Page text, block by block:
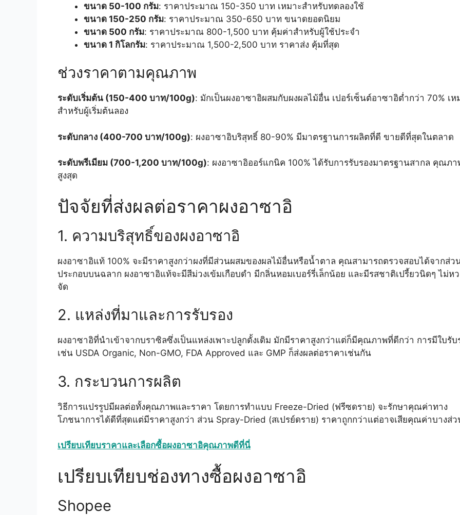
ขนาด 50-100 กรัม: ราคาประมาณ 150-350 บาท เหมาะสำหรับทดลองใช้
ขนาด 150-250 กรัม: ราคาประมาณ 350-650 บาท ขนาดยอดนิยม
ขนาด 500 กรัม: ราคาประมาณ 800-1,500 บาท คุ้มค่าสำหรับผู้ใช้ประจำ
ขนาด 1 กิโลกรัม: ราคาประมาณ 1,500-2,500 บาท ราคาส่ง คุ้มที่สุด
ช่วงราคาตามคุณภาพ
ระดับเริ่มต้น (150-400 บาท/100g): มักเป็นผงอาซาอิผสมกับผงผลไม้อื่น เปอร์เซ็นต์อาซาอิต่ำกว่า 70% เห
สำหรับผู้เริ่มต้นลอง
ระดับกลาง (400-700 บาท/100g): ผงอาซาอิบริสุทธิ์ 80-90% มีมาตรฐานการผลิตที่ดี ขายดีที่สุดในตลาด
ระดับพรีเมียม (700-1,200 บาท/100g): ผงอาซาอิออร์แกนิค 100% ได้รับการรับรองมาตรฐานสากล คุณภา
สูงสุด
ปัจจัยที่ส่งผลต่อราคาผงอาซาอิ
1. ความบริสุทธิ์ของผงอาซาอิ
ผงอาซาอิแท้ 100% จะมีราคาสูงกว่าผงที่มีส่วนผสมของผลไม้อื่นหรือน้ำตาล คุณสามารถตรวจสอบได้จากส่ว
ประกอบบนฉลาก ผงอาซาอิแท้จะมีสีม่วงเข้มเกือบดำ มีกลิ่นหอมเบอร์รี่เล็กน้อย และมีรสชาติเปรี้ยวนิดๆ ไม่ห
จัด
2. แหล่งที่มาและการรับรอง
ผงอาซาอิที่นำเข้าจากบราซิลซึ่งเป็นแหล่งเพาะปลูกดั้งเดิม มักมีราคาสูงกว่าแต่ก็มีคุณภาพที่ดีกว่า การมีใบรับ
เช่น USDA Organic, Non-GMO, FDA Approved และ GMP ก็ส่งผลต่อราคาเช่นกัน
3. กระบวนการผลิต
วิธีการแปรรูปมีผลต่อทั้งคุณภาพและราคา โดยการทำแบบ Freeze-Dried (ฟรีซดราย) จะรักษาคุณค่าทาง
โภชนาการได้ดีที่สุดแต่มีราคาสูงกว่า ส่วน Spray-Dried (สเปรย์ดราย) ราคาถูกกว่าแต่อาจเสียคุณค่าบางส่
เปรียบเทียบราคาและเลือกซื้อผงอาซาอิคุณภาพดีที่นี่
เปรียบเทียบช่องทางซื้อผงอาซาอิ
Shopee